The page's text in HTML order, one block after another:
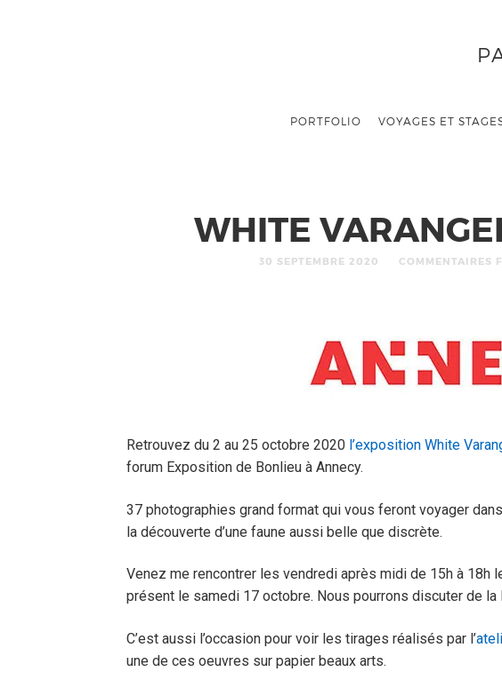
PORTFOLIO VOYAGES ET
WHITE
30 SEPTEMBRE 2020 COMMENTAIRES
Retrouvez du 2 au 25 octobre 2020 l’exposition White
forum Exposition de Bonlieu à Annecy.
37 photographies grand format qui vous feront voyager
la découverte d’une faune aussi belle que discrète.
Venez me rencontrer les vendredi après midi de 15h à 18h
présent le samedi 17 octobre. Nous pourrons discuter de la
C’est aussi l’occasion pour voir les tirages réalisés par l’
une de ces oeuvres sur papier beaux arts.